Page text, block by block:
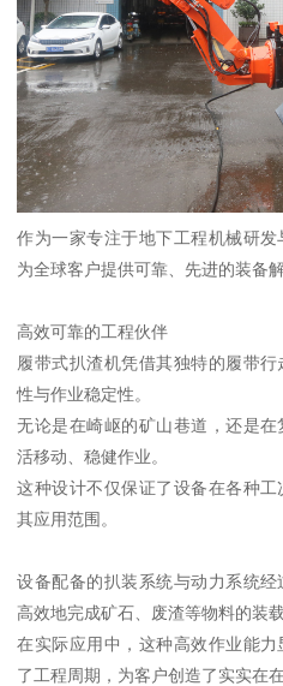
作为一家专注于地下工程机械研
为全球客户提供可靠、先进的装备解
高效可靠的工程伙伴
履带式扒渣机凭借其独特的履带
性与作业稳定性。
无论是在崎岖的矿山巷道，还是
活移动、稳健作业。
这种设计不仅保证了设备在各种
其应用范围。
设备配备的扒装系统与动力系统经
高效地完成矿石、废渣等物料的装载
在实际应用中，这种高效作业能
了工程周期，为客户创造了实实在在